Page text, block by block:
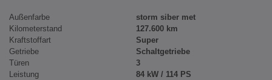
Außenfarbe
storm siber met
Kilometerstand
127.600 km
Kraftstoffart
Super
Getriebe
Schaltgetriebe
Türen
3
Leistung
84 kW / 114 PS